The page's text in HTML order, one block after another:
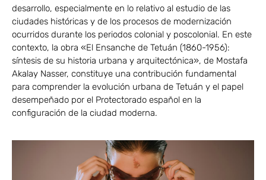
desarrollo, especialmente en lo relativo al estudio de las
ciudades históricas y de los procesos de modernización
ocurridos durante los periodos colonial y poscolonial. En este
contexto, la obra «El Ensanche de Tetuán (1860-1956):
síntesis de su historia urbana y arquitectónica», de Mostafa
Akalay Nasser, constituye una contribución fundamental
para comprender la evolución urbana de Tetuán y el papel
desempeñado por el Protectorado español en la
configuración de la ciudad moderna.